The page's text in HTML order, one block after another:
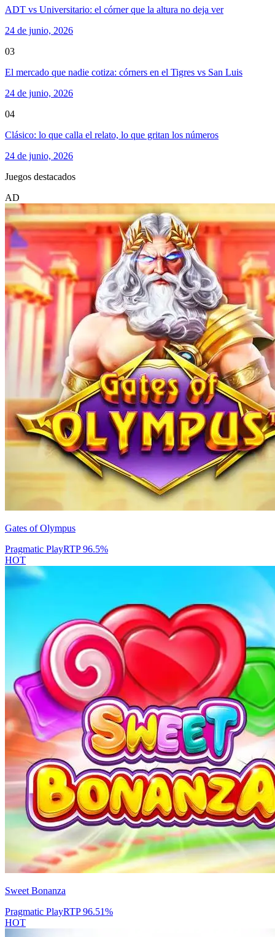
ADT vs Universitario: el córner que la altura no deja ver
24 de junio, 2026
03
El mercado que nadie cotiza: córners en el Tigres vs San Luis
24 de junio, 2026
04
Clásico: lo que calla el relato, lo que gritan los números
24 de junio, 2026
Juegos destacados
AD
Gates of Olympus
Pragmatic PlayRTP96.5%
HOT
Sweet Bonanza
Pragmatic PlayRTP96.51%
HOT